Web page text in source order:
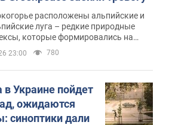
расположены альпийские и
луга – редкие природные
которые формировались на
сотен лет
23:00 780
Украине пойдет
ожидаются
синоптики дали